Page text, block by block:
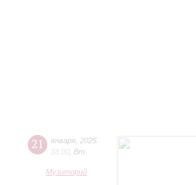
21 января 2025
18:00 Вт
Музиторий